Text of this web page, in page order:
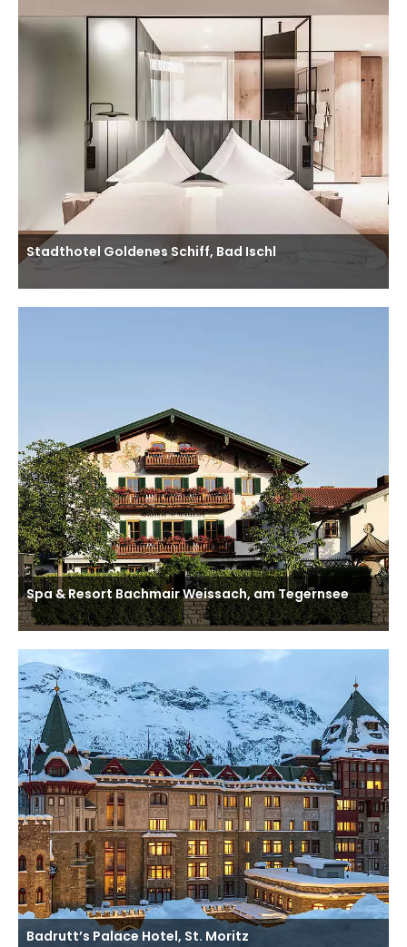
Stadthotel Goldenes Schiff, Bad Ischl
Spa & Resort Bachmair Weissach, am Tegernsee
Badrutt’s Palace Hotel, St. Moritz